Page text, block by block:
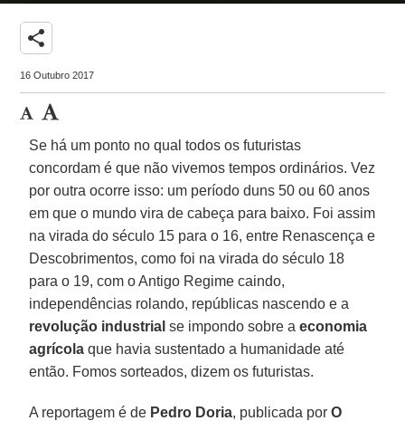
share
16 Outubro 2017
Se há um ponto no qual todos os futuristas
concordam é que não vivemos tempos ordinários. Vez
por outra ocorre isso: um período duns 50 ou 60 anos
em que o mundo vira de cabeça para baixo. Foi assim
na virada do século 15 para o 16, entre Renascença e
Descobrimentos, como foi na virada do século 18
para o 19, com o Antigo Regime caindo,
independências rolando, repúblicas nascendo e a
revolução industrial se impondo sobre aeconomia
agrícola que havia sustentado a humanidade até
então. Fomos sorteados, dizem os futuristas.
A reportagem é de Pedro Doria, publicada porO